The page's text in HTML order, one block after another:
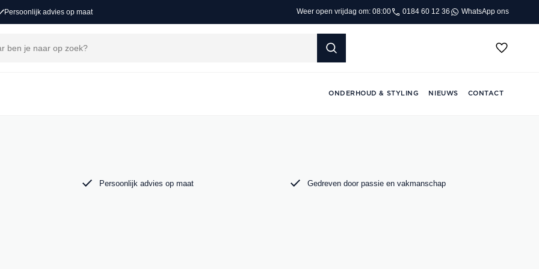
Persoonlijk advies op maat Weer open vrijdag om: 08:00 0184 60 12 36 WhatsApp ons
ONDERHOUD & STYLING NIEUWS CONTACT
Auto vind je een zorgvuldig
de krachtige Audi RS6. Bekijk ons aanbod
Persoonlijk advies op maat Gedreven door passie en vakmanschap